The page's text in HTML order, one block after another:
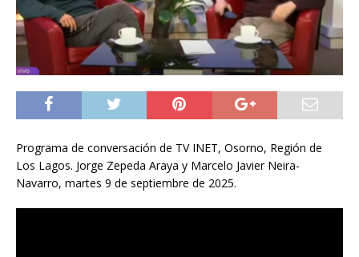
Programa de conversación de TV INET, Osorno, Región de
Los Lagos. Jorge Zepeda Araya y Marcelo Javier Neira-
Navarro, martes 9 de septiembre de 2025.